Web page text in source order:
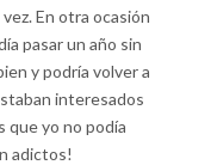
En otra ocasión
pasar un año sin
y podría volver a
interesados
que yo no podía
adictos!